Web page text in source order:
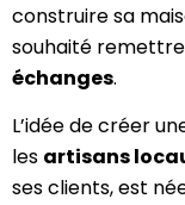
construire sa
souhaité remettre
échanges.
L’idée de créer
les artisans
ses clients, est